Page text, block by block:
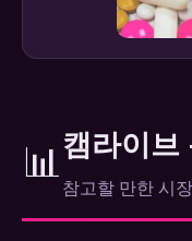
📊캠라이브
참고할 만한 시